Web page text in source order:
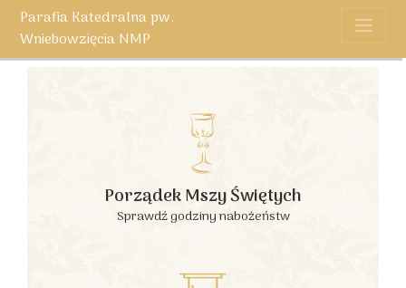
Parafia Katedralna pw.
Wniebowzięcia NMP
Porządek Mszy Świętych
Sprawdź godziny nabożeństw